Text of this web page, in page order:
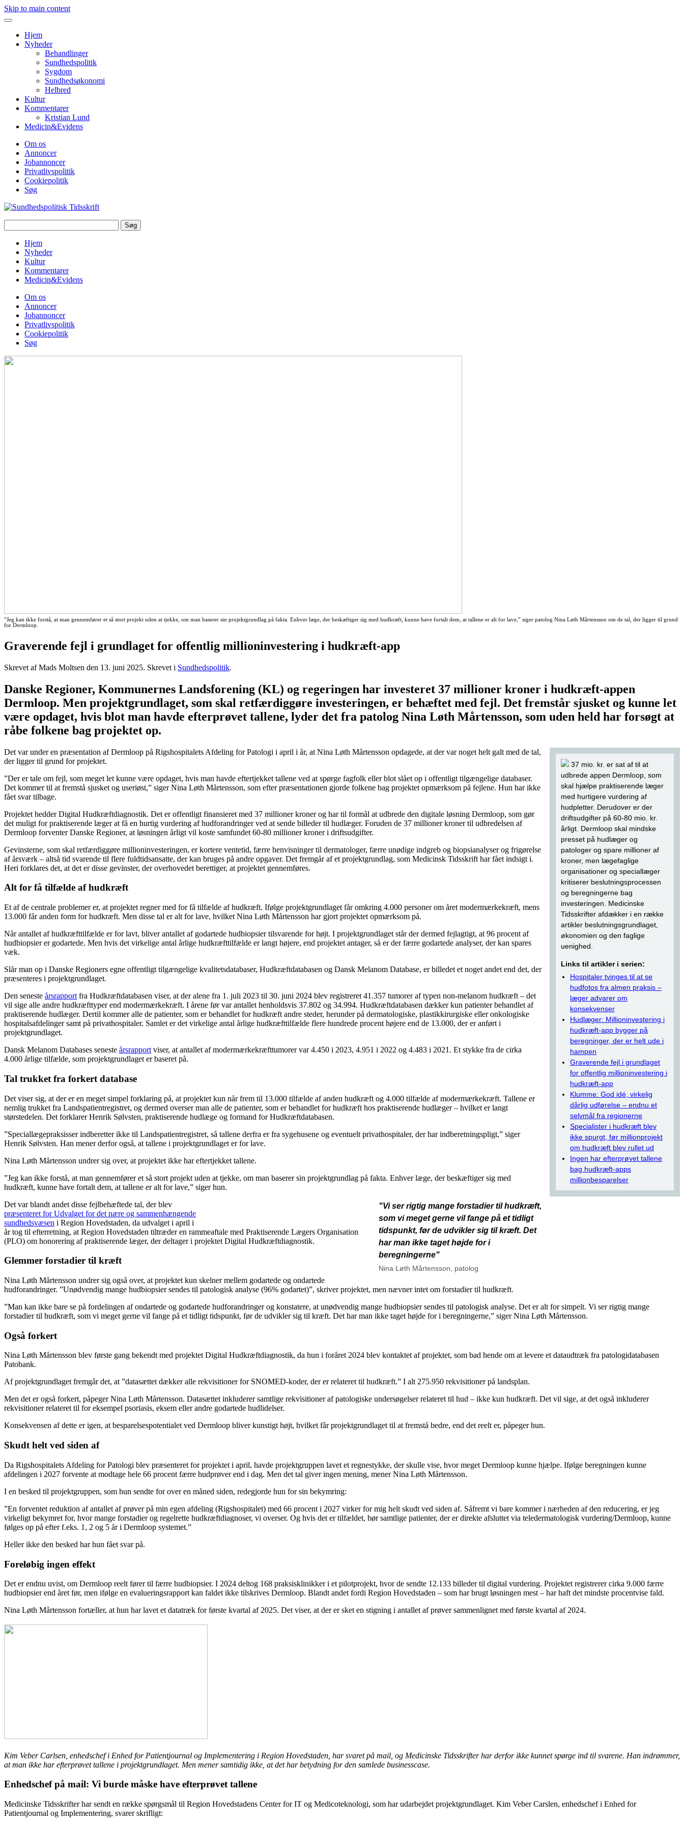
Skip to main content
Hjem
Nyheder
Behandlinger
Sundhedspolitik
Sygdom
Sundhedsøkonomi
Helbred
Kultur
Kommentarer
Kristian Lund
Medicin&Evidens
Om os
Annoncer
Jobannoncer
Privatlivspolitik
Cookiepolitik
Søg
Hjem
Nyheder
Kultur
Kommentarer
Medicin&Evidens
Om os
Annoncer
Jobannoncer
Privatlivspolitik
Cookiepolitik
Søg
”Jeg kan ikke forstå, at man gennemfører et så stort projekt uden at tjekke, om man baserer sin projektgrundlag på fakta. Enhver læge, der beskæftiger sig med hudkræft, kunne have fortalt dem, at tallene er alt for lave,” siger patolog Nina Løth Mårtensson om de tal, der ligger til grund
for Dermloop.
Graverende fejl i grundlaget for offentlig millioninvestering i hudkræft-app
Skrevet af Mads Moltsen den 13. juni 2025. Skrevet i Sundhedspolitik.
Danske Regioner, Kommunernes Landsforening (KL) og regeringen har investeret 37 millioner kroner i hudkræft-appen
Dermloop. Men projektgrundlaget, som skal retfærdiggøre investeringen, er behæftet med fejl. Det fremstår sjusket og kunne let
være opdaget, hvis blot man havde efterprøvet tallene, lyder det fra patolog Nina Løth Mårtensson, som uden held har forsøgt at
råbe folkene bag projektet op.
37 mio. kr. er sat af til at
udbrede appen Dermloop, som
skal hjælpe praktiserende læger
med hurtigere vurdering af
hudpletter. Derudover er der
driftsudgifter på 60-80 mio. kr.
årligt. Dermloop skal mindske
presset på hudlæger og
patologer og spare millioner af
kroner, men lægefaglige
organisationer og speciallæger
kritiserer beslutningsprocessen
og beregningerne bag
investeringen. Medicinske
Tidsskrifter afdækker i en række
artikler beslutningsgrundlaget,
økonomien og den faglige
uenighed.
Links til artikler i serien:
Hospitaler tvinges til at se
hudfotos fra almen praksis –
læger advarer om
konsekvenser
Hudlæger: Millioninvestering i
hudkræft-app bygger på
beregninger, der er helt ude i
hampen
Graverende fejl i grundlaget
for offentlig millioninvestering i
hudkræft-app
Klumme: God idé, virkelig
dårlig udførelse – endnu et
selvmål fra regionerne
Specialister i hudkræft blev
ikke spurgt, før millionprojekt
om hudkræft blev rullet ud
Ingen har efterprøvet tallene
bag hudkræft-apps
millionbesparelser
Det var under en præsentation af Dermloop på Rigshospitalets Afdeling for Patologi i april i år, at Nina Løth Mårtensson opdagede, at der var noget helt galt med de tal,
der ligger til grund for projektet.
”Der er tale om fejl, som meget let kunne være opdaget, hvis man havde eftertjekket tallene ved at spørge fagfolk eller blot slået op i offentligt tilgængelige databaser.
Det kommer til at fremstå sjusket og useriøst,” siger Nina Løth Mårtensson, som efter præsentationen gjorde folkene bag projektet opmærksom på fejlene. Hun har ikke
fået svar tilbage.
Projektet hedder Digital Hudkræftdiagnostik. Det er offentligt finansieret med 37 millioner kroner og har til formål at udbrede den digitale løsning Dermloop, som gør
det muligt for praktiserende læger at få en hurtig vurdering af hudforandringer ved at sende billeder til hudlæger. Foruden de 37 millioner kroner til udbredelsen af
Dermloop forventer Danske Regioner, at løsningen årligt vil koste samfundet 60-80 millioner kroner i driftsudgifter.
Gevinsterne, som skal retfærdiggøre millioninvesteringen, er kortere ventetid, færre henvisninger til dermatologer, færre unødige indgreb og biopsianalyser og frigørelse
af årsværk – altså tid svarende til flere fuldtidsansatte, der kan bruges på andre opgaver. Det fremgår af et projektgrundlag, som Medicinsk Tidsskrift har fået indsigt i.
Heri forklares det, at det er disse gevinster, der overhovedet berettiger, at projektet gennemføres.
Alt for få tilfælde af hudkræft
Et af de centrale problemer er, at projektet regner med for få tilfælde af hudkræft. Ifølge projektgrundlaget får omkring 4.000 personer om året modermærkekræft, mens
13.000 får anden form for hudkræft. Men disse tal er alt for lave, hvilket Nina Løth Mårtensson har gjort projektet opmærksom på.
Når antallet af hudkræfttilfælde er for lavt, bliver antallet af godartede hudbiopsier tilsvarende for højt. I projektgrundlaget står der dermed fejlagtigt, at 96 procent af
hudbiopsier er godartede. Men hvis det virkelige antal årlige hudkræfttilfælde er langt højere, end projektet antager, så er der færre godartede analyser, der kan spares
væk.
Slår man op i Danske Regioners egne offentligt tilgængelige kvalitetsdatabaser, Hudkræftdatabasen og Dansk Melanom Database, er billedet et noget andet end det, der
præsenteres i projektgrundlaget.
Den seneste årsrapport fra Hudkræftdatabasen viser, at der alene fra 1. juli 2023 til 30. juni 2024 blev registreret 41.357 tumorer af typen non-melanom hudkræft – det
vil sige alle andre hudkræfttyper end modermærkekræft. I årene før var antallet henholdsvis 37.802 og 34.994. Hudkræftdatabasen dækker kun patienter behandlet af
praktiserende hudlæger. Dertil kommer alle de patienter, som er behandlet for hudkræft andre steder, herunder på dermatologiske, plastikkirurgiske eller onkologiske
hospitalsafdelinger samt på privathospitaler. Samlet er det virkelige antal årlige hudkræfttilfælde flere hundrede procent højere end de 13.000, der er anført i
projektgrundlaget.
Dansk Melanom Databases seneste årsrapport viser, at antallet af modermærkekræfttumorer var 4.450 i 2023, 4.951 i 2022 og 4.483 i 2021. Et stykke fra de cirka
4.000 årlige tilfælde, som projektgrundlaget er baseret på.
Tal trukket fra forkert database
Det viser sig, at der er en meget simpel forklaring på, at projektet kun når frem til 13.000 tilfælde af anden hudkræft og 4.000 tilfælde af modermærkekræft. Tallene er
nemlig trukket fra Landspatientregistret, og dermed overser man alle de patienter, som er behandlet for hudkræft hos praktiserende hudlæger – hvilket er langt
størstedelen. Det forklarer Henrik Sølvsten, praktiserende hudlæge og formand for Hudkræftdatabasen.
”Speciallægepraksisser indberetter ikke til Landspatientregistret, så tallene derfra er fra sygehusene og eventuelt privathospitaler, der har indberetningspligt,” siger
Henrik Sølvsten. Han mener derfor også, at tallene i projektgrundlaget er for lave.
Nina Løth Mårtensson undrer sig over, at projektet ikke har eftertjekket tallene.
”Jeg kan ikke forstå, at man gennemfører et så stort projekt uden at tjekke, om man baserer sin projektgrundlag på fakta. Enhver læge, der beskæftiger sig med
hudkræft, kunne have fortalt dem, at tallene er alt for lave,” siger hun.
"Vi ser rigtig mange forstadier til hudkræft,
som vi meget gerne vil fange på et tidligt
tidspunkt, før de udvikler sig til kræft. Det
har man ikke taget højde for i
beregningerne"
Nina Løth Mårtensson, patolog
Det var blandt andet disse fejlbehæftede tal, der blev
præsenteret for Udvalget for det nære og sammenhængende
sundhedsvæsen i Region Hovedstaden, da udvalget i april i
år tog til efterretning, at Region Hovedstaden tiltræder en rammeaftale med Praktiserende Lægers Organisation
(PLO) om honorering af praktiserende læger, der deltager i projektet Digital Hudkræftdiagnostik.
Glemmer forstadier til kræft
Nina Løth Mårtensson undrer sig også over, at projektet kun skelner mellem godartede og ondartede
hudforandringer. ”Unødvendig mange hudbiopsier sendes til patologisk analyse (96% godartet)”, skriver projektet, men nævner intet om forstadier til hudkræft.
”Man kan ikke bare se på fordelingen af ondartede og godartede hudforandringer og konstatere, at unødvendig mange hudbiopsier sendes til patologisk analyse. Det er alt for simpelt. Vi ser rigtig mange
forstadier til hudkræft, som vi meget gerne vil fange på et tidligt tidspunkt, før de udvikler sig til kræft. Det har man ikke taget højde for i beregningerne,” siger Nina Løth Mårtensson.
Også forkert
Nina Løth Mårtensson blev første gang bekendt med projektet Digital Hudkræftdiagnostik, da hun i foråret 2024 blev kontaktet af projektet, som bad hende om at levere et dataudtræk fra patologidatabasen
Patobank.
Af projektgrundlaget fremgår det, at ”datasættet dækker alle rekvisitioner for SNOMED-koder, der er relateret til hudkræft.” I alt 275.950 rekvisitioner på landsplan.
Men det er også forkert, påpeger Nina Løth Mårtensson. Datasættet inkluderer samtlige rekvisitioner af patologiske undersøgelser relateret til hud – ikke kun hudkræft. Det vil sige, at det også inkluderer
rekvisitioner relateret til for eksempel psoriasis, eksem eller andre godartede hudlidelser.
Konsekvensen af dette er igen, at besparelsespotentialet ved Dermloop bliver kunstigt højt, hvilket får projektgrundlaget til at fremstå bedre, end det reelt er, påpeger hun.
Skudt helt ved siden af
Da Rigshospitalets Afdeling for Patologi blev præsenteret for projektet i april, havde projektgruppen lavet et regnestykke, der skulle vise, hvor meget Dermloop kunne hjælpe. Ifølge beregningen kunne
afdelingen i 2027 forvente at modtage hele 66 procent færre hudprøver end i dag. Men det tal giver ingen mening, mener Nina Løth Mårtensson.
I en besked til projektgruppen, som hun sendte for over en måned siden, redegjorde hun for sin bekymring:
”En forventet reduktion af antallet af prøver på min egen afdeling (Rigshospitalet) med 66 procent i 2027 virker for mig helt skudt ved siden af. Såfremt vi bare kommer i nærheden af den reducering, er jeg
virkeligt bekymret for, hvor mange forstadier og regelrette hudkræftdiagnoser, vi overser. Og hvis det er tilfældet, bør samtlige patienter, der er direkte afsluttet via teledermatologisk vurdering/Dermloop, kunne
følges op på efter f.eks. 1, 2 og 5 år i Dermloop systemet.”
Heller ikke den besked har hun fået svar på.
Foreløbig ingen effekt
Det er endnu uvist, om Dermloop reelt fører til færre hudbiopsier. I 2024 deltog 168 praksisklinikker i et pilotprojekt, hvor de sendte 12.133 billeder til digital vurdering. Projektet registrerer cirka 9.000 færre
hudbiopsier end året før, men ifølge en evalueringsrapport kan faldet ikke tilskrives Dermloop. Blandt andet fordi Region Hovedstaden – som har brugt løsningen mest – har haft det mindste procentvise fald.
Nina Løth Mårtensson fortæller, at hun har lavet et datatræk for første kvartal af 2025. Det viser, at der er sket en stigning i antallet af prøver sammenlignet med første kvartal af 2024.
Kim Veber Carlsen, enhedschef i Enhed for Patientjournal og Implementering i Region Hovedstaden, har svaret på mail, og Medicinske Tidsskrifter har derfor ikke kunnet spørge ind til svarene. Han indrømmer,
at man ikke har efterprøvet tallene i projektgrundlaget. Men mener samtidig ikke, at det har betydning for den samlede businesscase.
Enhedschef på mail: Vi burde måske have efterprøvet tallene
Medicinske Tidsskrifter har sendt en række spørgsmål til Region Hovedstadens Center for IT og Medicoteknologi, som har udarbejdet projektgrundlaget. Kim Veber Carslen, enhedschef i Enhed for
Patientjournal og Implementering, svarer skrifligt: